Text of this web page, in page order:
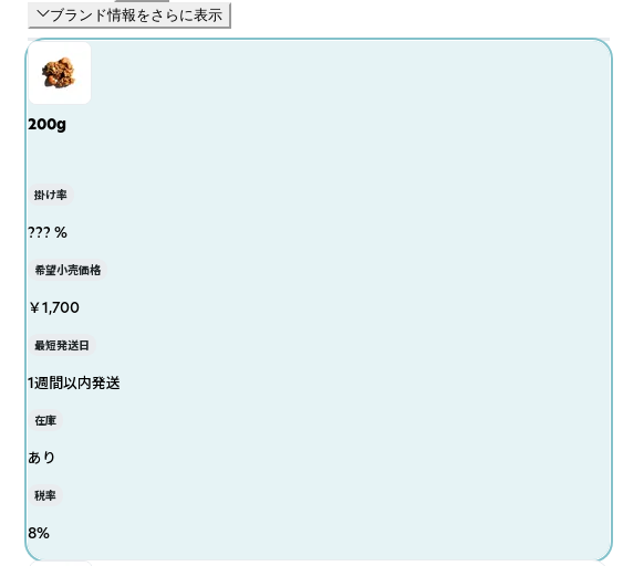
ブランド情報をさらに表示
200g
掛け率
??? %
希望小売価格
￥1,700
最短発送日
1週間以内発送
在庫
あり
税率
8%